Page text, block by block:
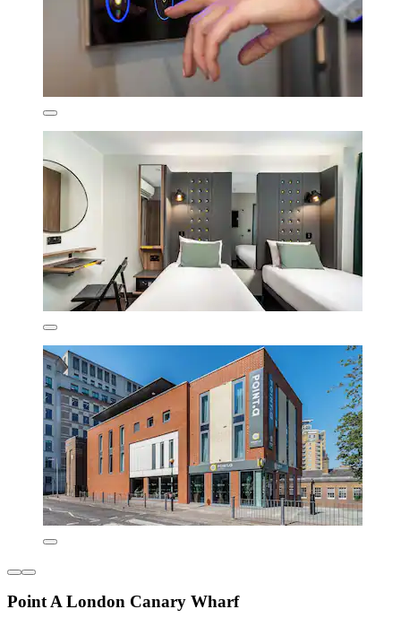
Point A London Canary Wharf